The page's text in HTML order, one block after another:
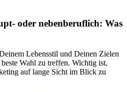
oder nebenberuflich: Was
Lebensstil und Deinen Zielen
Wahl zu treffen. Wichtig ist,
auf lange Sicht im Blick zu